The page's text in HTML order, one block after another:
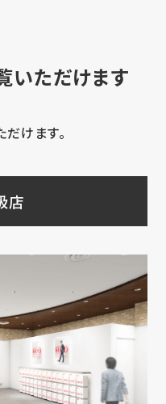
いただけます
けます。
店